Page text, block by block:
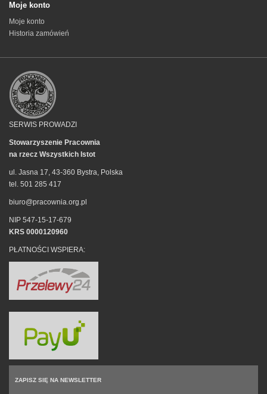
Moje konto
Moje konto
Historia zamówień
SERWIS PROWADZI
Stowarzyszenie Pracownia
na rzecz Wszystkich Istot
ul. Jasna 17, 43-360 Bystra, Polska
tel. 501 285 417
biuro@pracownia.org.pl
NIP 547-15-17-679
KRS 0000120960
PŁATNOŚCI WSPIERA:
ZAPISZ SIĘ NA NEWSLETTER